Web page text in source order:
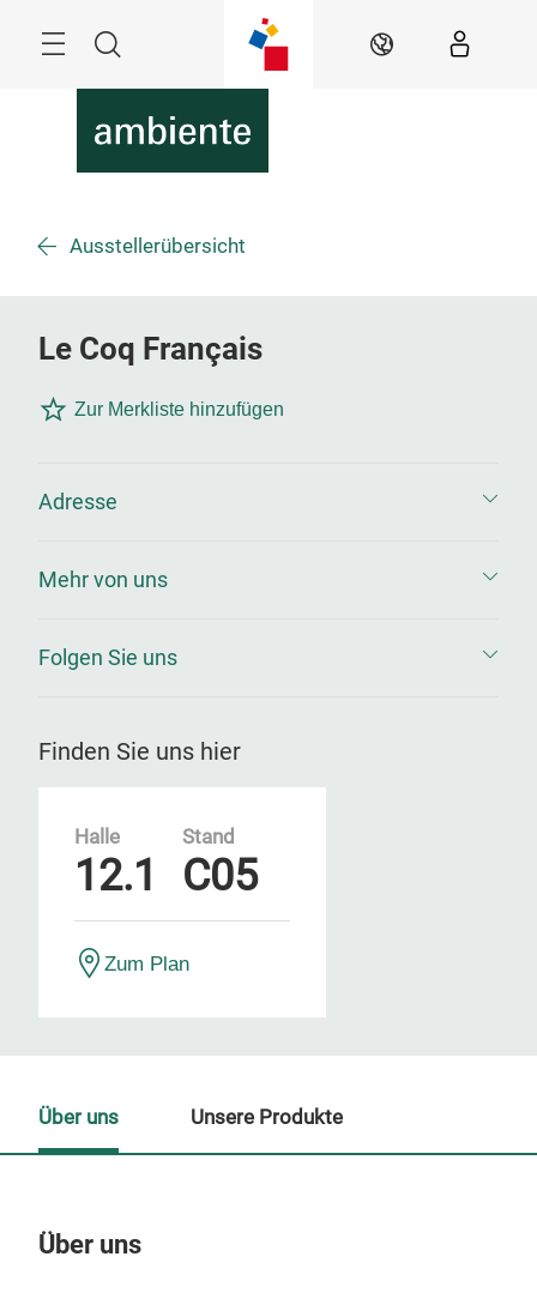
Suche DE
Ausstellerübersicht
Le Coq Français
Zur Merkliste hinzufügen
Adresse
Mehr von uns
Folgen Sie uns
Finden Sie uns hier
Halle
12.1
Stand
C05
Zum Plan
Über uns
Über uns Unsere Produkte